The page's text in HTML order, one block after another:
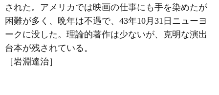
された。アメリカでは映画の仕事にも手を染めたが
困難が多く、晩年は不遇で、43年10月31日ニューヨ
ークに没した。理論的著作は少ないが、克明な演出
台本が残されている。
［岩淵達治］